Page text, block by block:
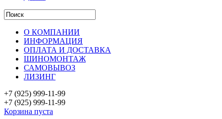
О КОМПАНИИ
ИНФОРМАЦИЯ
ОПЛАТА И ДОСТАВКА
ШИНОМОНТАЖ
САМОВЫВОЗ
ЛИЗИНГ
+7 (925) 999-11-99
+7 (925) 999-11-99
Корзина пуста